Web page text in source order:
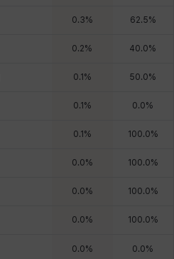
0.3% 62.5%
0.2% 40.0%
0.1 % 50.0%
0.1 % 0.0%
0.1 % 100.0%
0.0% 100.0%
0.0% 100.0%
0.0% 100.0%
0.0% 0.0%